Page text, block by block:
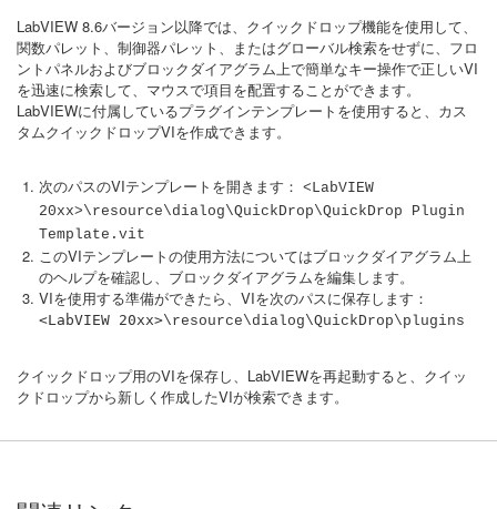
LabVIEW 8.6バージョン以降では、クイックドロップ機能を使用して、
関数パレット、制御器パレット、またはグローバル検索をせずに、フロ
ントパネルおよびブロックダイアグラム上で​簡単​な​キー​操作​で​正しい​VI​
を​迅速​に​検索​し​て、​マウス​で​項目​を​配置​することができます。
LabVIEWに付属しているプラグインテンプレートを使用すると、カス
タムクイックドロップVIを作成できます。
次のパスのVIテンプレートを開きます： <LabVIEW
20xx>\resource\dialog\QuickDrop\QuickDrop Plugin
Template.vit
このVIテンプレートの使用方法についてはブロックダイアグラム上
のヘルプを確認し、ブロックダイアグラムを編集します。
VIを使用する準備ができたら、VIを次のパスに保存します：
<LabVIEW 20xx>\resource\dialog\QuickDrop\plugins
クイックドロップ用のVIを保存し、LabVIEWを再起動すると、クイッ
クドロップから新しく作成したVIが検索できます。